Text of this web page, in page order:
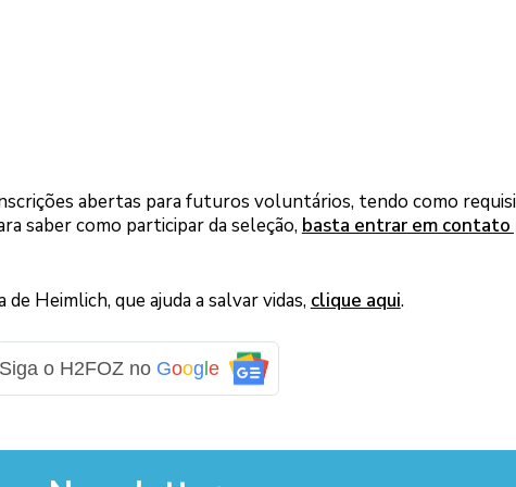
abertas para futuros voluntários, tendo como
saber como participar da seleção, basta entrar em contato
Heimlich, que ajuda a salvar vidas, clique aqui.
Siga o H2FOZ no Google